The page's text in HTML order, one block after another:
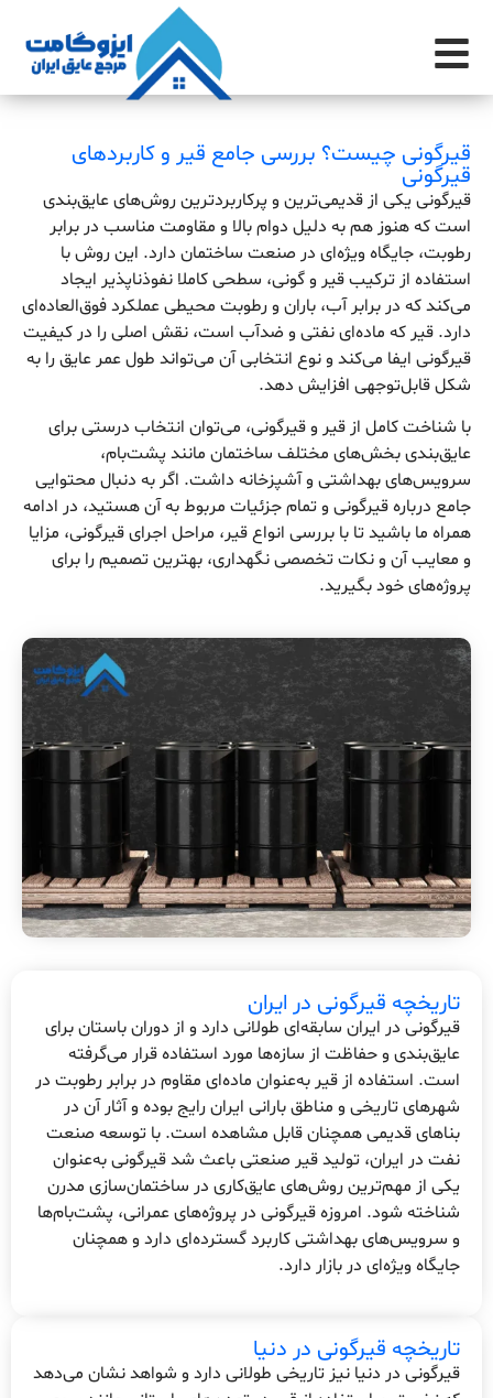
قیرگونی چیست؟ بررسی جامع قیر و کاربردهای
قیرگونی
قیرگونی یکی از قدیمی‌ترین و پرکاربردترین روش‌های عایق‌بندی
است که هنوز هم به دلیل دوام بالا و مقاومت مناسب در برابر
رطوبت، جایگاه ویژه‌ای در صنعت ساختمان دارد. این روش با
استفاده از ترکیب قیر و گونی، سطحی کاملا نفوذناپذیر ایجاد
می‌کند که در برابر آب، باران و رطوبت محیطی عملکرد فوق‌العاده‌ای
دارد. قیر که ماده‌ای نفتی و ضدآب است، نقش اصلی را در کیفیت
قیرگونی ایفا می‌کند و نوع انتخابی آن می‌تواند طول عمر عایق را به
شکل قابل‌توجهی افزایش دهد.
با شناخت کامل از قیر و قیرگونی، می‌توان انتخاب درستی برای
عایق‌بندی بخش‌های مختلف ساختمان مانند پشت‌بام،
سرویس‌های بهداشتی و آشپزخانه داشت. اگر به دنبال محتوایی
جامع درباره قیرگونی و تمام جزئیات مربوط به آن هستید، در ادامه
همراه ما باشید تا با بررسی انواع قیر، مراحل اجرای قیرگونی، مزایا
و معایب آن و نکات تخصصی نگهداری، بهترین تصمیم را برای
پروژه‌های خود بگیرید.
تاریخچه قیرگونی در ایران
قیرگونی در ایران سابقه‌ای طولانی دارد و از دوران باستان برای
عایق‌بندی و حفاظت از سازه‌ها مورد استفاده قرار می‌گرفته
است. استفاده از قیر به‌عنوان ماده‌ای مقاوم در برابر رطوبت در
شهرهای تاریخی و مناطق بارانی ایران رایج بوده و آثار آن در
بناهای قدیمی همچنان قابل مشاهده است. با توسعه صنعت
نفت در ایران، تولید قیر صنعتی باعث شد قیرگونی به‌عنوان
یکی از مهم‌ترین روش‌های عایق‌کاری در ساختمان‌سازی مدرن
شناخته شود. امروزه قیرگونی در پروژه‌های عمرانی، پشت‌بام‌ها
و سرویس‌های بهداشتی کاربرد گسترده‌ای دارد و همچنان
جایگاه ویژه‌ای در بازار دارد.
تاریخچه قیرگونی در دنیا
قیرگونی در دنیا نیز تاریخی طولانی دارد و شواهد نشان می‌دهد